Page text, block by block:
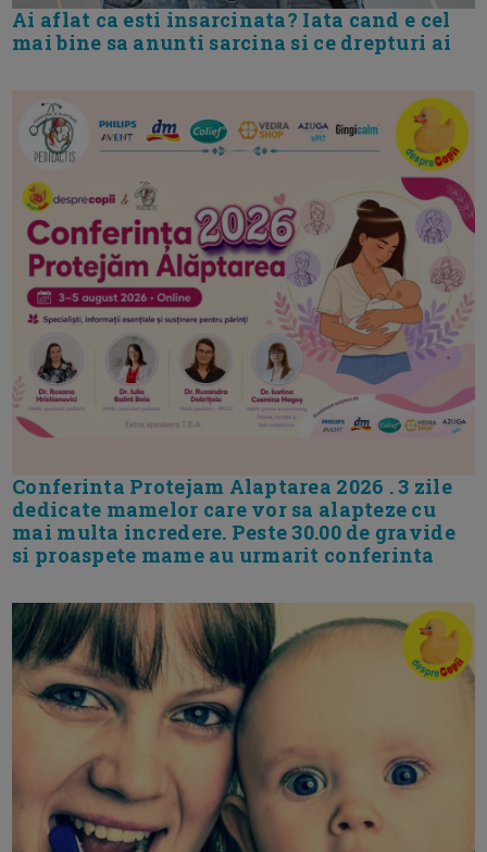
Ai aflat ca esti insarcinata? Iata cand e cel
mai bine sa anunti sarcina si ce drepturi ai
Conferinta Protejam Alaptarea 2026 . 3 zile
dedicate mamelor care vor sa alapteze cu
mai multa incredere. Peste 30.00 de gravide
si proaspete mame au urmarit conferinta